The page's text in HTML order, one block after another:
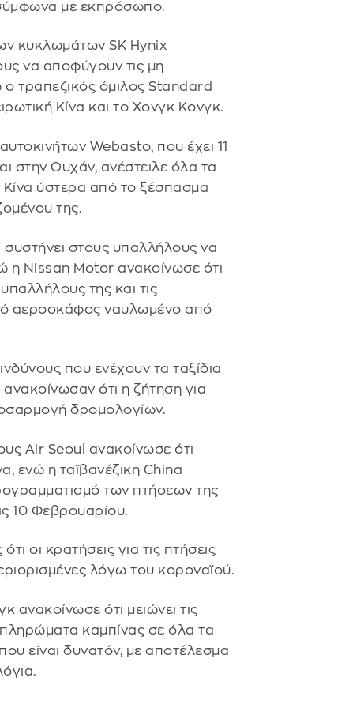
με εκπρόσωπο.
κυκλωμάτων SK Hynix
να αποφύγουν τις μη
ο τραπεζικός όμιλος Standard
Κίνα και το Χονγκ Κονγκ.
Webasto, που έχει 11
στην Ουχάν, ανέστειλε όλα τα
Κίνα ύστερα από το ξέσπασμα
της.
στους υπαλλήλους να
η Nissan Motor ανακοίνωσε ότι
της και τις
αεροσκάφος ναυλωμένο από
που ενέχουν τα ταξίδια
ανακοίνωσαν ότι η ζήτηση για
δρομολογίων.
Air Seoul ανακοίνωσε ότι
ενώ η ταϊβανέζικη China
των πτήσεων της
10 Φεβρουαρίου.
οι κρατήσεις για τις πτήσεις
λόγω του κοροναϊού.
ότι μειώνει τις
καμπίνας σε όλα τα
είναι δυνατόν, με αποτέλεσμα